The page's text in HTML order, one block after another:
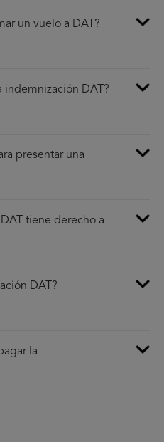
un vuelo a DAT?
indemnización DAT?
presentar una
tiene derecho a
DAT?
la